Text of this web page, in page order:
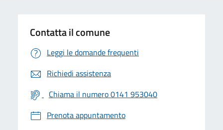
Contatta il comune
Leggi le domande frequenti
Richiedi assistenza
Chiama il numero 0141 953040
Prenota appuntamento